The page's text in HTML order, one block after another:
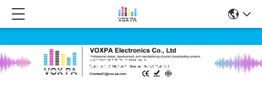
Search Result